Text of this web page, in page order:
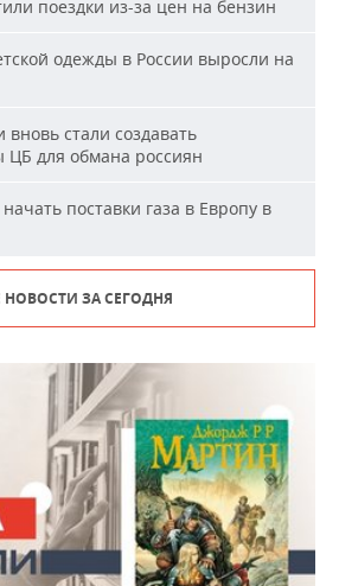
поездки из-за цен на бензин
одежды в России выросли на
стали создавать
ЦБ для обмана россиян
поставки газа в Европу в
НОВОСТИ ЗА СЕГОДНЯ